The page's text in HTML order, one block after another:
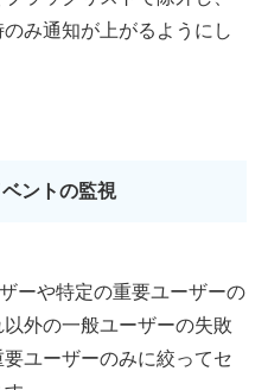
み通知が上がるようにし
ントの監視
ーや特定の重要ユーザーの
外の一般ユーザーの失敗
ユーザーのみに絞ってセ